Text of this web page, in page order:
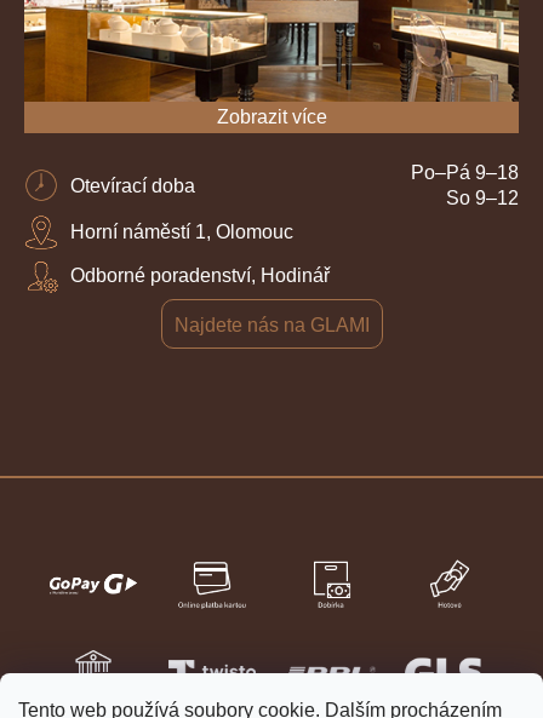
Tento web používá soubory cookie. Dalším procházením
Zobrazit více
Otevírací doba
Po–Pá 9–18
So 9–12
Horní náměstí 1, Olomouc
Odborné poradenství, Hodinář
Najdete nás na GLAMI